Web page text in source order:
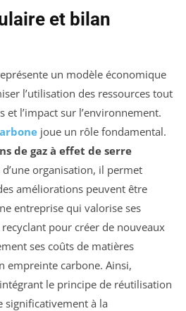
et bilan
un modèle économique
l’utilisation des ressources tout
et l’impact sur l’environnement.
joue un rôle fondamental.
de gaz à effet de serre
organisation, il permet
améliorations peuvent être
entreprise qui valorise ses
pour créer de nouveaux
ses coûts de matières
empreinte carbone. Ainsi,
le principe de réutilisation
significativement à la